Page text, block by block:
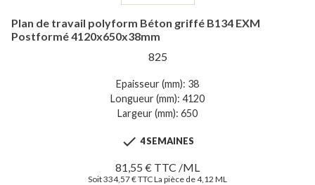
Plan de travail polyform Béton griffé B134 EXM
Postformé 4120x650x38mm
825
Epaisseur (mm): 38
Longueur (mm): 4120
Largeur (mm): 650
 4 SEMAINES
81,55 € TTC /ML
Soit 334,57 € TTC La pièce de 4,12 ML